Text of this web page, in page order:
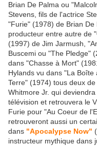
Brian De Palma ou
Stevens, fils de l'actrice
"Furie" (1978) de Brian
producteur entre autre de
(1997) de Jim Jarmush,
Buscemi ou "The Pledge"
dans "Chasse à Mort"
Hylands vu dans "La
Terre" (1974) tous deux de
Whitmore Jr. qui
télévision et retrouvera le
Furie pour "Au Coeur de
retrouveront aussi un
dans "Apocalypse Now"
instructeur mythique dans